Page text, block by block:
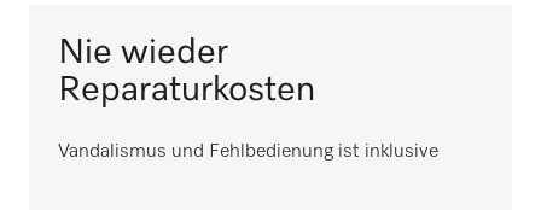
Nie wieder
Reparaturkosten
Vandalismus und Fehlbedienung ist inklusive